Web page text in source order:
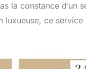
la constance d’un
ce